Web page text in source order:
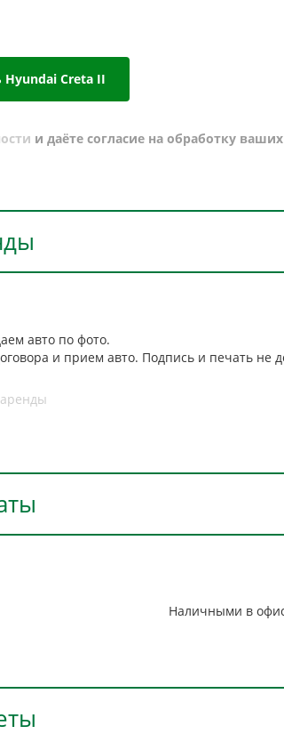
Hyundai Creta II
и даёте согласие на обработку
авто по фото.
и прием авто. Подпись и печать не
Наличными в